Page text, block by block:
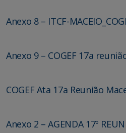
Anexo 8 – ITCF-
Anexo 9 – COGEF 17a
COGEF Ata 17a Reunião
Anexo 2 – AGENDA 17º